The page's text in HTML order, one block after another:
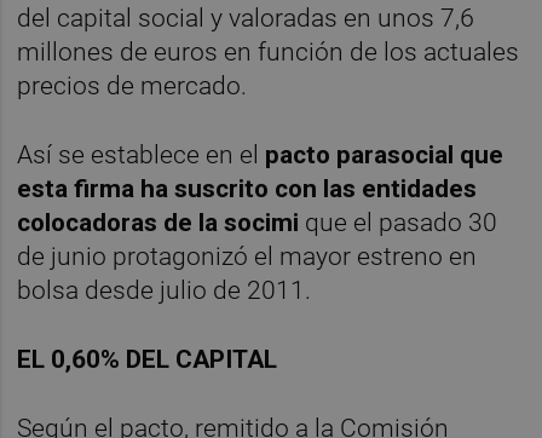
del capital social y valoradas en unos 7,6
millones de euros en función de los actuales
precios de mercado.
Así se establece en el pacto parasocial que
esta firma ha suscrito con las entidades
colocadoras de la socimi que el pasado 30
de junio protagonizó el mayor estreno en
bolsa desde julio de 2011.
EL 0,60% DEL CAPITAL
Según el pacto, remitido a la Comisión